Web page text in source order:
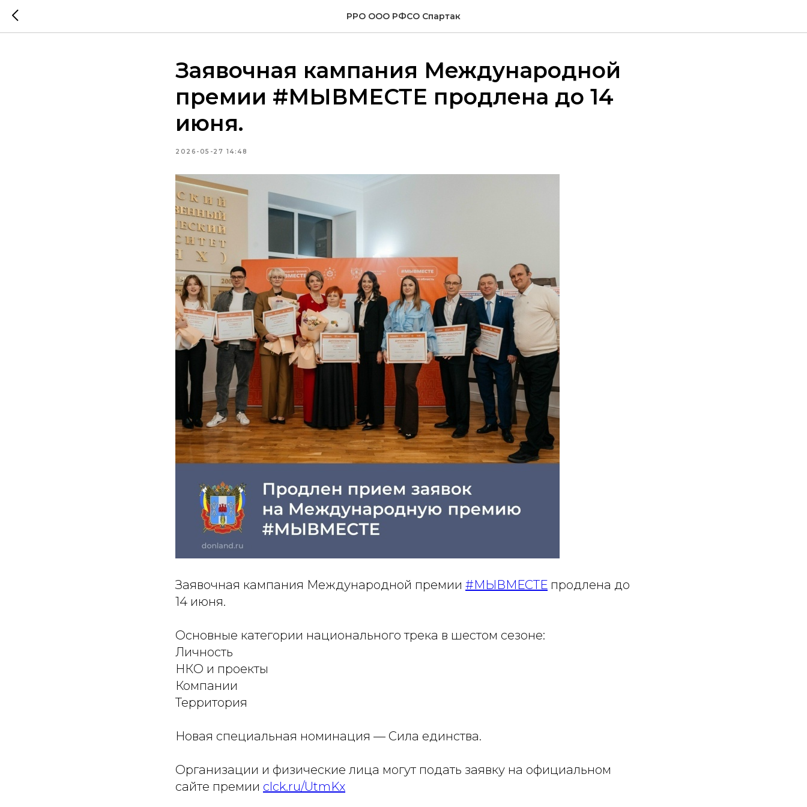
РРО ООО РФСО Спартак
Заявочная кампания Международной
премии #МЫВМЕСТЕ продлена до 14
июня.
2026-05-27 14:48
Заявочная кампания Международной премии #МЫВМЕСТЕ продлена до
14 июня.
Основные категории национального трека в шестом сезоне:
Личность
НКО и проекты
Компании
Территория
Новая специальная номинация — Сила единства.
Организации и физические лица могут подать заявку на официальном
сайте премии clck.ru/UtmKx